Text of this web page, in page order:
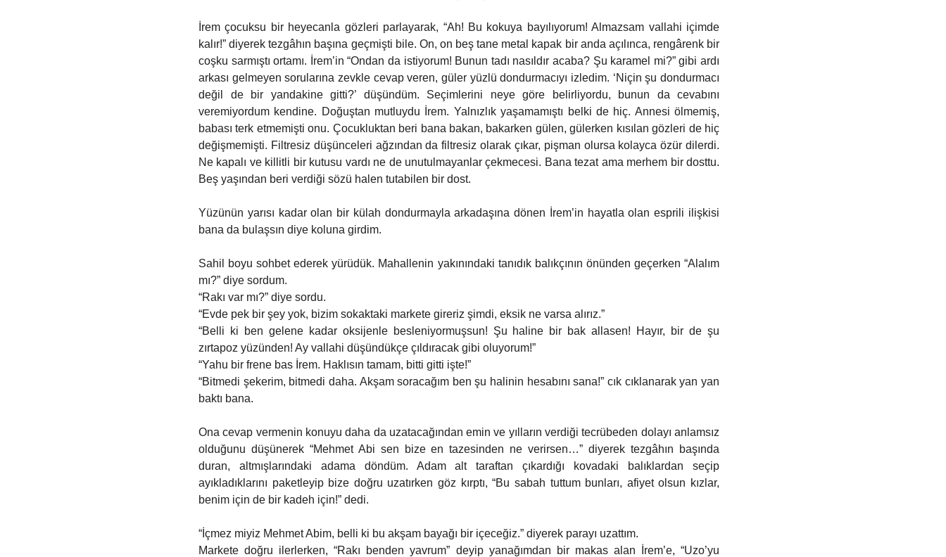
İrem çocuksu bir heyecanla gözleri parlayarak, “Ah! Bu kokuya bayılıyorum! Almazsam vallahi içimde
kalır!” diyerek tezgâhın başına geçmişti bile. On, on beş tane metal kapak bir anda açılınca, rengârenk bir
coşku sarmıştı ortamı. İrem’in “Ondan da istiyorum! Bunun tadı nasıldır acaba? Şu karamel mi?” gibi ardı
arkası gelmeyen sorularına zevkle cevap veren, güler yüzlü dondurmacıyı izledim. ‘Niçin şu dondurmacı
değil de bir yandakine gitti?’ düşündüm. Seçimlerini neye göre belirliyordu, bunun da cevabını
veremiyordum kendine. Doğuştan mutluydu İrem. Yalnızlık yaşamamıştı belki de hiç. Annesi ölmemiş,
babası terk etmemişti onu. Çocukluktan beri bana bakan, bakarken gülen, gülerken kısılan gözleri de hiç
değişmemişti. Filtresiz düşünceleri ağzından da filtresiz olarak çıkar, pişman olursa kolayca özür dilerdi.
Ne kapalı ve killitli bir kutusu vardı ne de unutulmayanlar çekmecesi. Bana tezat ama merhem bir dosttu.
Beş yaşından beri verdiği sözü halen tutabilen bir dost.
Yüzünün yarısı kadar olan bir külah dondurmayla arkadaşına dönen İrem’in hayatla olan esprili ilişkisi
bana da bulaşsın diye koluna girdim.
Sahil boyu sohbet ederek yürüdük. Mahallenin yakınındaki tanıdık balıkçının önünden geçerken “Alalım
mı?” diye sordum.
“Rakı var mı?” diye sordu.
“Evde pek bir şey yok, bizim sokaktaki markete gireriz şimdi, eksik ne varsa alırız.”
“Belli ki ben gelene kadar oksijenle besleniyormuşsun! Şu haline bir bak allasen! Hayır, bir de şu
zırtapoz yüzünden! Ay vallahi düşündükçe çıldıracak gibi oluyorum!”
“Yahu bir frene bas İrem. Haklısın tamam, bitti gitti işte!”
“Bitmedi şekerim, bitmedi daha. Akşam soracağım ben şu halinin hesabını sana!” cık cıklanarak yan yan
baktı bana.
Ona cevap vermenin konuyu daha da uzatacağından emin ve yılların verdiği tecrübeden dolayı anlamsız
olduğunu düşünerek “Mehmet Abi sen bize en tazesinden ne verirsen…” diyerek tezgâhın başında
duran, altmışlarındaki adama döndüm. Adam alt taraftan çıkardığı kovadaki balıklardan seçip
ayıkladıklarını paketleyip bize doğru uzatırken göz kırptı, “Bu sabah tuttum bunları, afiyet olsun kızlar,
benim için de bir kadeh için!” dedi.
“İçmez miyiz Mehmet Abim, belli ki bu akşam bayağı bir içeceğiz.” diyerek parayı uzattım.
Markete doğru ilerlerken, “Rakı benden yavrum” deyip yanağımdan bir makas alan İrem’e, “Uzo’yu